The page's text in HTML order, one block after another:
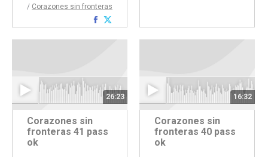
/ Corazones sin fronteras
Compartir
26:23
Corazones sin
fronteras 41 pass
ok
16:32
Corazones sin
fronteras 40 pass
ok